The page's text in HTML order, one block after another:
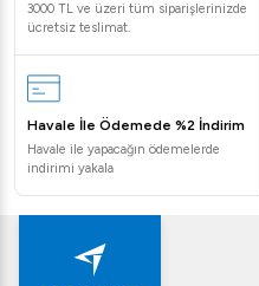
3000 TL ve üzeri tüm siparişlerinizde
ücretsiz teslimat.
Havale İle Ödemede %2 İndirim
Havale ile yapacağın ödemelerde
indirimi yakala